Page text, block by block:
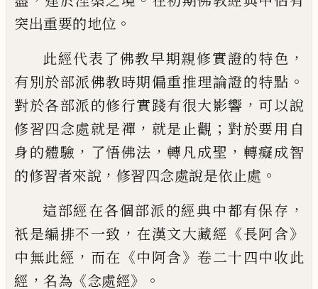
突出重要的地位 。
此經代表了佛教早期親修實證的特色 ，
有別於部派佛教時期偏重推理論證的特點 。
對於各部派的修行實踐有很大影響 ， 可以說
修習四念處就是禪 ， 就是止觀 ； 對於要用自
身的體驗 ， 了悟佛法 ，轉凡成聖 ， 轉癡成智
的修習者來說 ， 修習四念處說是依止處 。
這部經在各個部派的經典中都有保存 ，
祇是編排不一致 ， 在漢文大藏經 《長阿含》
中無此經 ， 而在 《中阿含》 卷二十四中收此
經 ， 名為 《念處經》。